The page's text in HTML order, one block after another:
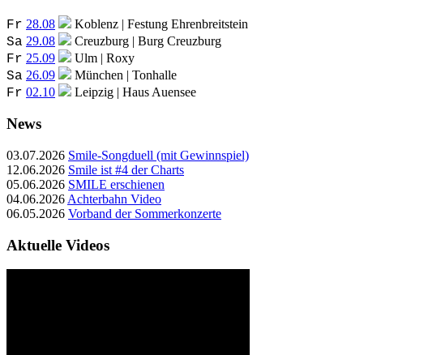
Fr 28.08 Koblenz | Festung Ehrenbreitstein
Sa 29.08 Creuzburg | Burg Creuzburg
Fr 25.09 Ulm | Roxy
Sa 26.09 München | Tonhalle
Fr 02.10 Leipzig | Haus Auensee
News
03.07.2026 Smile-Songduell (mit Gewinnspiel)
12.06.2026 Smile ist #4 der Charts
05.06.2026 SMILE erschienen
04.06.2026 Achterbahn Video
06.05.2026 Vorband der Sommerkonzerte
Aktuelle Videos